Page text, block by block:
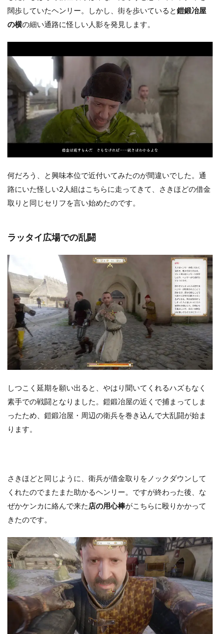
闊歩していたヘンリー。しかし、街を歩いていると鎧鍛冶屋
の横の細い通路に怪しい人影を発見します。
何だろう、と興味本位で近付いてみたのが間違いでした。通
路にいた怪しい2人組はこちらに走ってきて、さきほどの借金
取りと同じセリフを言い始めたのです。
ラッタイ広場での乱闘
しつこく延期を願い出ると、やはり聞いてくれるハズもなく
素手での戦闘となりました。鎧鍛冶屋の近くで捕まってしま
ったため、鎧鍛冶屋・周辺の衛兵を巻き込んで大乱闘が始ま
ります。
さきほどと同じように、衛兵が借金取りをノックダウンして
くれたのでまたまた助かるヘンリー。ですが終わった後、な
ぜかケンカに絡んで来た 店の用心棒がこちらに殴りかかって
きたのです。